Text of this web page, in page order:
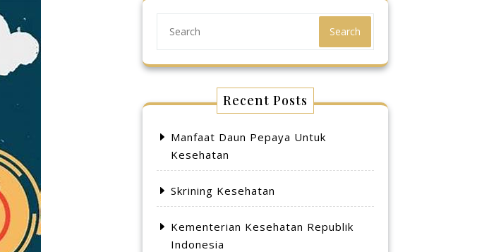
Search
Recent Posts
Manfaat Daun Pepaya Untuk
Kesehatan
Skrining Kesehatan
Kementerian Kesehatan Republik
Indonesia